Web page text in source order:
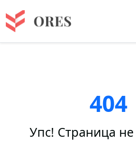
404
Упс! Страница